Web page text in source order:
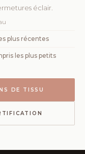
éclair.
plus récentes
les plus petits
DE TISSU